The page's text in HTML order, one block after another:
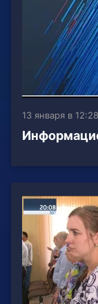
13 января в 12:28